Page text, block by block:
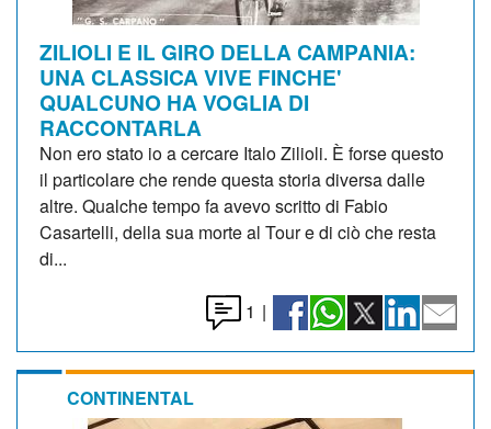
ZILIOLI E IL GIRO DELLA CAMPANIA:
UNA CLASSICA VIVE FINCHE'
QUALCUNO HA VOGLIA DI
RACCONTARLA
Non ero stato io a cercare Italo Zilioli. È forse questo
il particolare che rende questa storia diversa dalle
altre. Qualche tempo fa avevo scritto di Fabio
Casartelli, della sua morte al Tour e di ciò che resta
di...
1 |
CONTINENTAL